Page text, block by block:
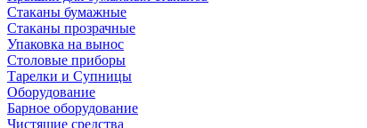
Стаканы бумажные
Стаканы прозрачные
Упаковка на вынос
Столовые приборы
Тарелки и Супницы
Оборудование
Барное оборудование
Чистящие средства